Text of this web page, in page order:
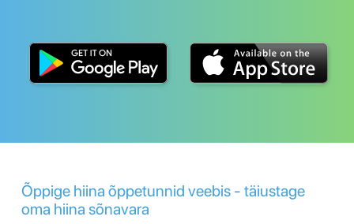
Õppige hiina õppetunnid veebis - täiustage
oma hiina sõnavara